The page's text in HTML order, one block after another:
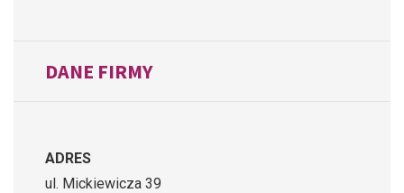
DANE FIRMY
ADRES
ul. Mickiewicza 39